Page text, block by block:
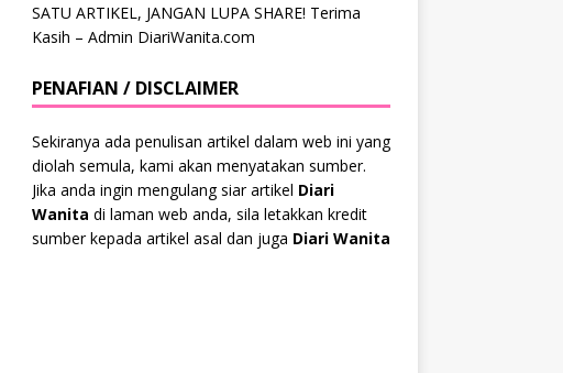
SATU ARTIKEL, JANGAN LUPA SHARE! Terima
Kasih – Admin DiariWanita.com
PENAFIAN / DISCLAIMER
Sekiranya ada penulisan artikel dalam web ini yang
diolah semula, kami akan menyatakan sumber.
Jika anda ingin mengulang siar artikel Diari
Wanita di laman web anda, sila letakkan kredit
sumber kepada artikel asal dan juga Diari Wanita